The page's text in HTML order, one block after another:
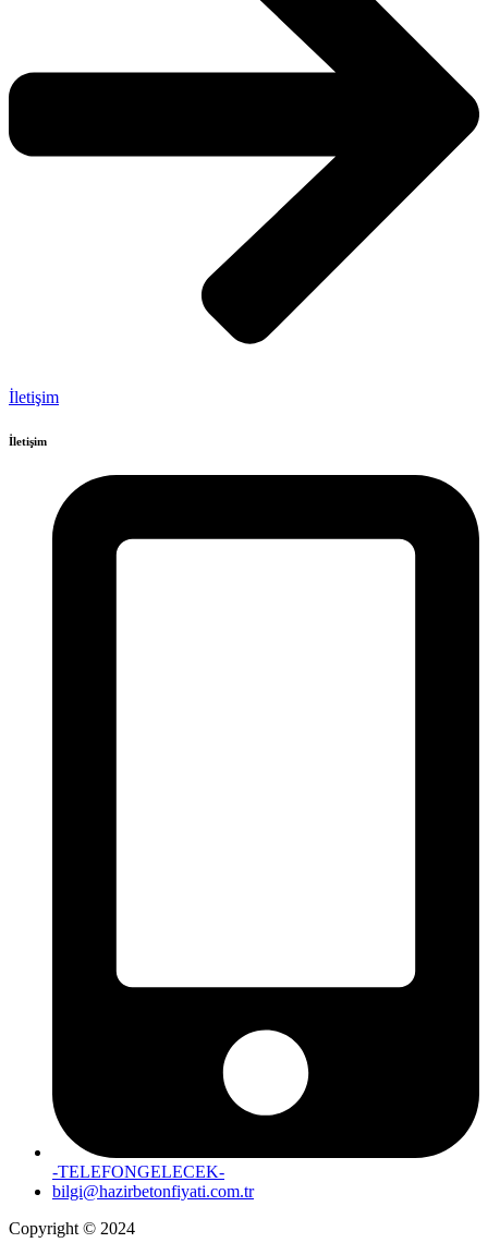
İletişim
İletişim
-TELEFONGELECEK-
bilgi@hazirbetonfiyati.com.tr
Copyright © 2024